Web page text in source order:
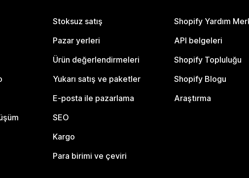
Stoksuz satış
Pazar yerleri
Ürün değerlendirmeleri
Yukarı satış ve paketler
E-posta ile pazarlama
SEO
Kargo
Para birimi ve çeviri
Shopify Yardım
API belgeleri
Shopify Topluluğu
Shopify Blogu
Araştırma